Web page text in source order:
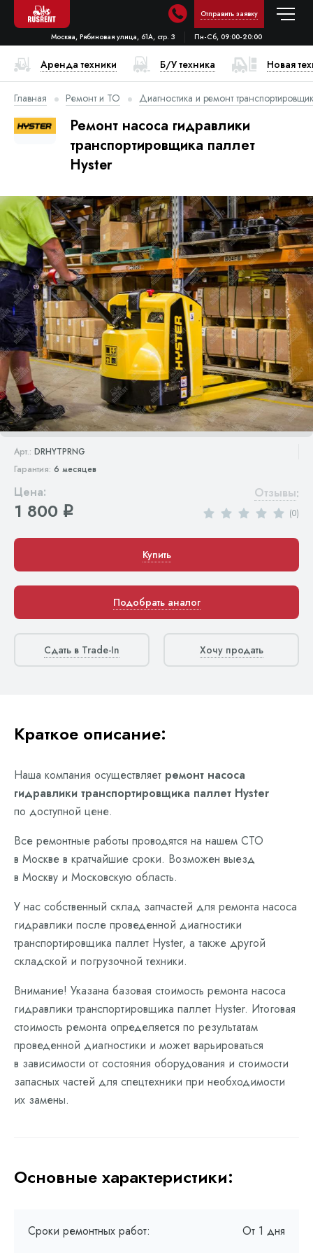
Отправить заявку
Москва, Рябиновая улица, 61А, стр. 3 Пн-Сб, 09:00-20:00
Аренда техники Б/У техника Новая
Главная Ремонт и ТО Диагностика и ремонт
Ремонт насоса гидравлики
транспортировщика паллет
Hyster
Арт.: DRHYTPRNG
Гарантия: 6 месяцев
Цена:
1 800 q
Отзывы:
(0)
Купить
Подобрать аналог
Сдать в Trade-In Хочу продать
Краткое описание:
Наша компания осуществляет ремонт насоса
гидравлики транспортировщика паллет Hyster
по доступной цене.
Все ремонтные работы проводятся на нашем СТО
в Москве в кратчайшие сроки. Возможен выезд
в Москву и Московскую область.
У нас собственный склад запчастей для ремонта насоса
гидравлики после проведенной диагностики
транспортировщика паллет Hyster, а также другой
складской и погрузочной техники.
Внимание! Указана базовая стоимость ремонта насоса
гидравлики транспортировщика паллет Hyster. Итоговая
стоимость ремонта определяется по результатам
проведенной диагностики и может варьироваться
в зависимости от состояния оборудования и стоимости
запасных частей для спецтехники при необходимости
их замены.
Основные характеристики:
Сроки ремонтных работ: От 1 дня